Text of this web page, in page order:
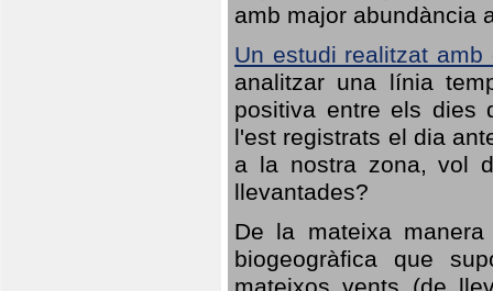
amb major abundància
Un estudi realitzat amb
analitzar una línia
positiva entre els dies
l'est registrats el dia
a la nostra zona, vol
llevantades?
De la mateixa
biogeogràfica que